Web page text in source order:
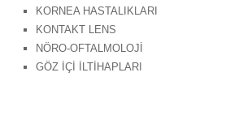
KORNEA HASTALIKLARI
KONTAKT LENS
NÖRO-OFTALMOLOJİ
GÖZ İÇİ İLTİHAPLARI